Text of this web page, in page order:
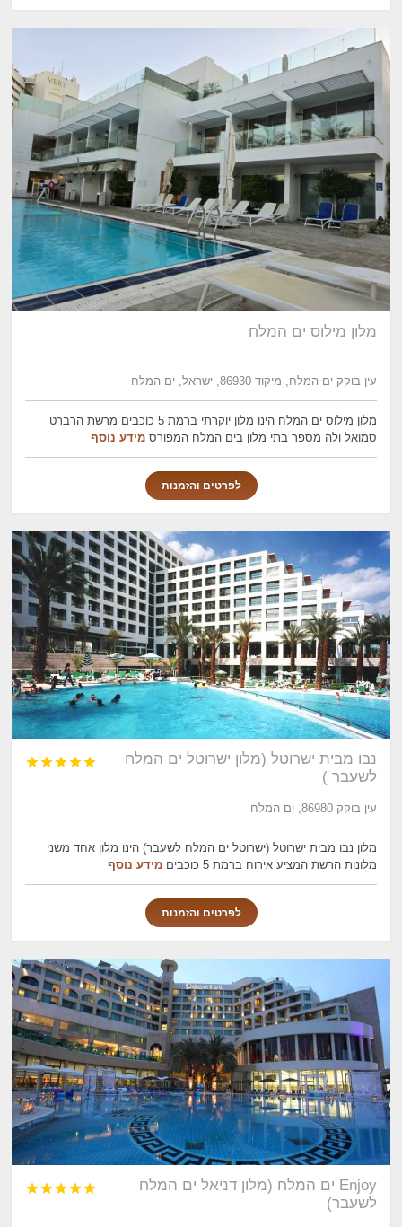
מלון מילוס ים המלח
עין בוקק ים המלח, מיקוד 86930, ישראל, ים המלח
מלון מילוס ים המלח הינו מלון יוקרתי ברמת 5 כוכבים מרשת הרברט
סמואל ולה מספר בתי מלון בים המלח המפורסמידע נוסף
לפרטים והזמנות
נבו מבית ישרוטל (מלון ישרוטל ים המלח
לשעבר )





עין בוקק 86980, ים המלח
מלון נבו מבית ישרוטל (ישרוטל ים המלח לשעבר) הינו מלון אחד משני
מלונות הרשת המציע אירוח ברמת 5 כוכבים
מידע נוסף
לפרטים והזמנות
Enjoy ים המלח (מלון דניאל ים המלח
לשעבר)




